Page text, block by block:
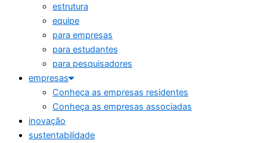
estrutura
equipe
para empresas
para estudantes
para pesquisadores
empresas
Conheça as empresas residentes
Conheça as empresas associadas
inovação
sustentabilidade